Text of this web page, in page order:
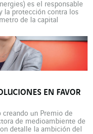
es el responsable
la protección contra los
de la capital
su red de metro
EN FAVOR
creando un Premio de
de medioambiente de
detalle la ambición del